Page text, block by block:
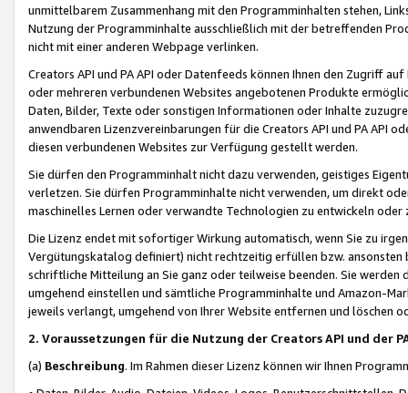
unmittelbarem Zusammenhang mit den Programminhalten stehen,
Nutzung der Programminhalte ausschließlich mit der betreffenden
nicht mit einer anderen Webpage verlinken.
Creators API und PA API oder Datenfeeds können Ihnen den Zugriff
oder mehreren verbundenen Websites angebotenen Produkte
Daten, Bilder, Texte oder sonstigen Informationen oder Inhalte
anwendbaren Lizenzvereinbarungen für die Creators API und PA API
diesen verbundenen Websites zur Verfügung gestellt werden.
Sie dürfen den Programminhalt nicht dazu verwenden, geistiges
verletzen. Sie dürfen Programminhalte nicht verwenden, um direkt
maschinelles Lernen oder verwandte Technologien zu entwickeln
Die Lizenz endet mit sofortiger Wirkung automatisch, wenn Sie zu
Vergütungskatalog definiert) nicht rechtzeitig erfüllen bzw. ansonsten
schriftliche Mitteilung an Sie ganz oder teilweise beenden. Sie werden
umgehend einstellen und sämtliche Programminhalte und Amazon-
jeweils verlangt, umgehend von Ihrer Website entfernen und löschen
2. Voraussetzungen für die Nutzung der Creators API und der
(a) Beschreibung. Im Rahmen dieser Lizenz können wir Ihnen